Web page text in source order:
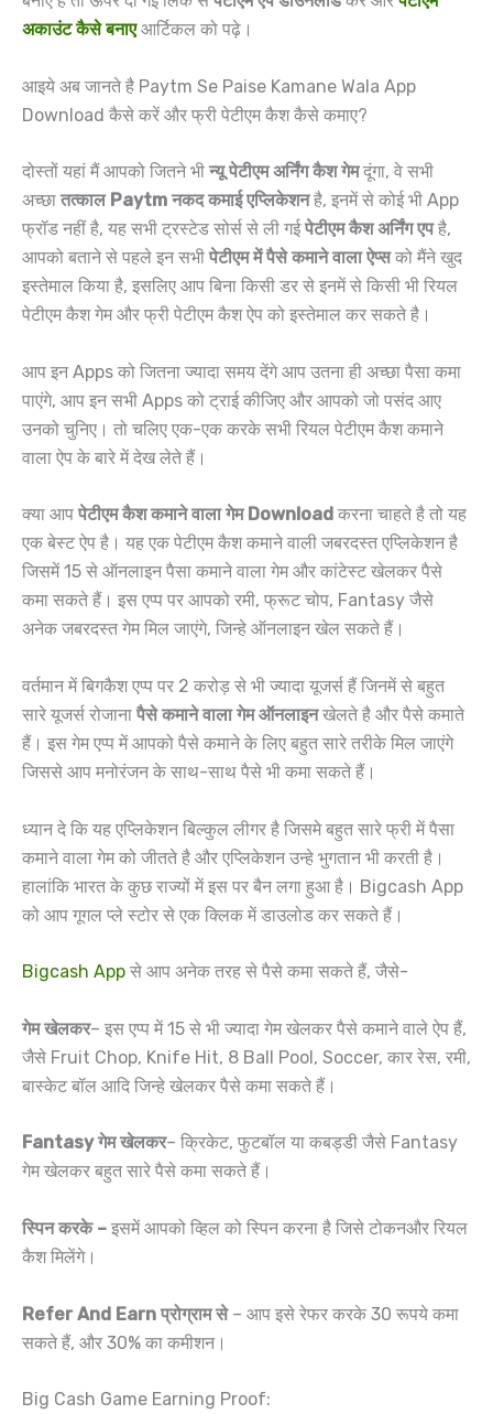
अकाउंट कैसे बनाएआर्टिकल को पढ़े।
आइये अब जानते है Paytm Se Paise Kamane Wala App
Download कैसे करें और फ्री पेटीएम कैश कैसे कमाए?
दोस्तों यहां मैं आपको जितने भी न्यू पेटीएम अर्निंग कैश गेमदूंगा, वे सभी
अच्छा तत्काल Paytm नकद कमाई एप्लिकेशनहै, इनमें से कोई भी App
फ्रॉड नहीं है, यह सभी ट्रस्टेड सोर्स से ली गईपेटीएम कैश अर्निंग एपहै,
आपको बताने से पहले इन सभी पेटीएम में पैसे कमाने वाला ऐप्सको मैंने खुद
इस्तेमाल किया है, इसलिए आप बिना किसी डर से इनमें से किसी भी रियल
पेटीएम कैश गेम और फ्री पेटीएम कैश ऐप को इस्तेमाल कर सकते है।
आप इन Apps को जितना ज्यादा समय देंगे आप उतना ही अच्छा पैसा कमा
पाएंगे, आप इन सभी Apps को ट्राई कीजिए और आपको जो पसंद आए
उनको चुनिए। तो चलिए एक-एक करके सभी रियल पेटीएम कैश कमाने
वाला ऐप के बारे में देख लेते हैं।
क्या आप पेटीएम कैश कमाने वाला गेम Download करना चाहते है तो यह
एक बेस्ट ऐप है। यह एक पेटीएम कैश कमाने वाली जबरदस्त एप्लिकेशन है
जिसमें 15 से ऑनलाइन पैसा कमाने वाला गेम और कांटेस्ट खेलकर पैसे
कमा सकते हैं। इस एप्प पर आपको रमी, फ्रूट चोप, Fantasy जैसे
अनेक जबरदस्त गेम मिल जाएंगे, जिन्हे ऑनलाइन खेल सकते हैं।
वर्तमान में बिगकैश एप्प पर 2 करोड़ से भी ज्यादा यूजर्स हैं जिनमें से बहुत
सारे यूजर्स रोजाना पैसे कमाने वाला गेम ऑनलाइनखेलते है और पैसे कमाते
हैं। इस गेम एप्प में आपको पैसे कमाने के लिए बहुत सारे तरीके मिल जाएंगे
जिससे आप मनोरंजन के साथ-साथ पैसे भी कमा सकते हैं।
ध्यान दे कि यह एप्लिकेशन बिल्कुल लीगर है जिसमे बहुत सारे फ्री में पैसा
कमाने वाला गेम को जीतते है और एप्लिकेशन उन्हे भुगतान भी करती है।
हालांकि भारत के कुछ राज्यों में इस पर बैन लगा हुआ है। Bigcash App
को आप गूगल प्ले स्टोर से एक क्लिक में डाउलोड कर सकते हैं।
Bigcash App से आप अनेक तरह से पैसे कमा सकते हैं, जैसे-
गेम खेलकर– इस एप्प में 15 से भी ज्यादा गेम खेलकर पैसे कमाने वाले ऐप हैं,
जैसे Fruit Chop, Knife Hit, 8 Ball Pool, Soccer, कार रेस, रमी,
बास्केट बॉल आदि जिन्हे खेलकर पैसे कमा सकते हैं।
Fantasy गेम खेलकर– क्रिकेट, फुटबॉल या कबड्डी जैसे Fantasy
गेम खेलकर बहुत सारे पैसे कमा सकते हैं।
स्पिन करके – इसमें आपको व्हिल को स्पिन करना है जिसे टोकनऔर रियल
कैश मिलेंगे।
Refer And Earn प्रोग्राम से– आप इसे रेफर करके 30 रूपये कमा
सकते हैं, और 30% का कमीशन।
Big Cash Game Earning Proof: